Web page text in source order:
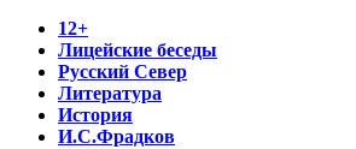
12+
Лицейские беседы
Русский Север
Литература
История
И.С.Фрадков